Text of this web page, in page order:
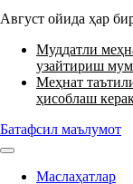
Август ойида ҳар
Муддатли
узайтириш
Меҳнат
ҳисоблаш
Батафсил маълумот
Маслаҳатлар